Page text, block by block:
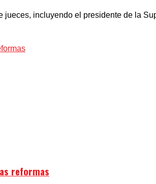
incluyendo el presidente de la
reformas